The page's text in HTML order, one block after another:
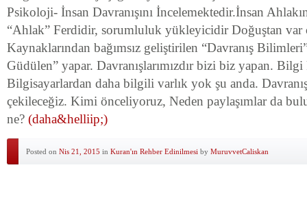
Psikoloji- İnsan Davranışını İncelemektedir.İnsan
“Ahlak” Ferdidir, sorumluluk yükleyicidir Doğuştan var
Kaynaklarından bağımsız geliştirilen “Davranış
Güdülen” yapar. Davranışlarımızdır bizi biz yapan.
Bilgisayarlardan daha bilgili varlık yok şu anda.
çekileceğiz. Kimi önceliyoruz, Neden paylaşımlar da
ne? (daha&helliip;)
Posted on Nis 21, 2015 in Kuran'ın Rehber Edinilmesi by MuruvvetCaliskan